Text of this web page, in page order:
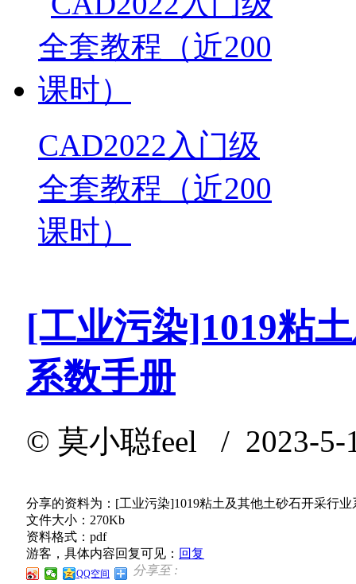
CAD2022入门级
全套教程（近200
课时）
[工业污染]1019粘
系数手册
© 莫小聪feel / 2023-
分享的资料为：[工业污染]1019粘土及其他土砂石开采行业
文件大小：270Kb
资料格式：pdf
游客，具体内容回复可见： 回复
分享至 :
QQ空间